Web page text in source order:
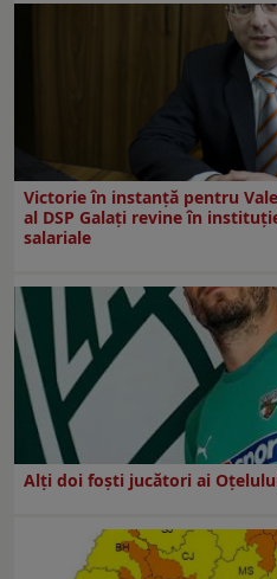
Victorie în instanță pentru
al DSP Galați revine în
salariale
Alți doi foști jucători ai